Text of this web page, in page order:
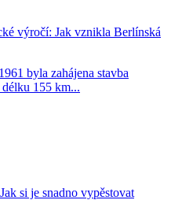
výročí: Jak vznikla Berlínská
byla zahájena stavba
155 km...
si je snadno vypěstovat